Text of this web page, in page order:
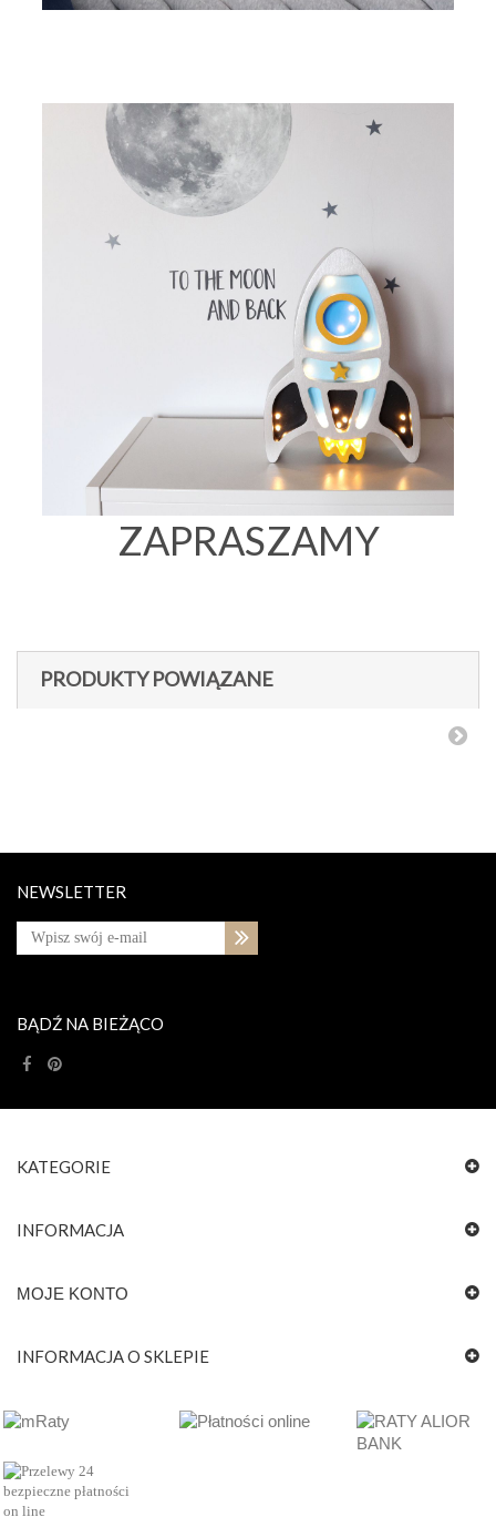
ZAPRASZAMY
PRODUKTY POWIĄZANE
NEWSLETTER
BĄDŹ NA BIEŻĄCO
KATEGORIE
INFORMACJA
MOJE KONTO
INFORMACJA O SKLEPIE